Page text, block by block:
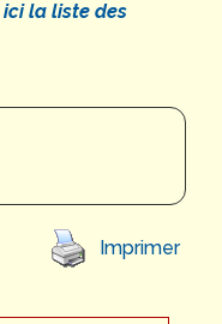
ici la liste des
Imprimer